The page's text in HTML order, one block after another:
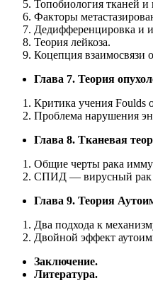
Топобиология тканей и
Факторы
Дедифференцировка и
Теория лейкоза.
Коцепция взаимосвязи
Глава 7. Теория
Критика учения Foulds
Проблема нарушения
Глава 8. Тканевая
Общие черты рака
СПИД — вирусный рак
Глава 9. Теория
Два подхода к
Двойной эффект
Заключение.
Литература.